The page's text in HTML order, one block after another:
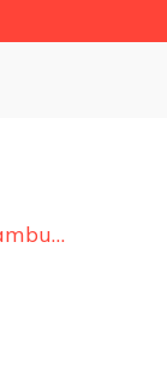
Rock’n Dalle Hamburgueria